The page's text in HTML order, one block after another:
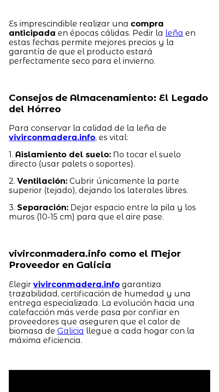
Es imprescindible realizar una compra
anticipada en épocas cálidas. Pedir la leña en
estas fechas permite mejores precios y la
garantía de que el producto estará
perfectamente seco para el invierno.
Consejos de Almacenamiento: El Legado
del Hórreo
Para conservar la calidad de la leña de
vivirconmadera.info, es vital:
1. Aislamiento del suelo:No tocar el suelo
directo (usar palets o soportes).
2. Ventilación:Cubrir únicamente la parte
superior (tejado), dejando los laterales libres.
3. Separación:Dejar espacio entre la pila y los
muros (10-15 cm) para que el aire pase.
vivirconmadera.info como el Mejor
Proveedor en Galicia
Elegir vivirconmadera.infogarantiza
trazabilidad, certificación de humedad y una
entrega especializada. La evolución hacia una
calefacción más verde pasa por confiar en
proveedores que aseguren que el calor de
biomasa de Galicia llegue a cada hogar con la
máxima eficiencia.